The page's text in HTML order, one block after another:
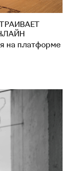
на платформе